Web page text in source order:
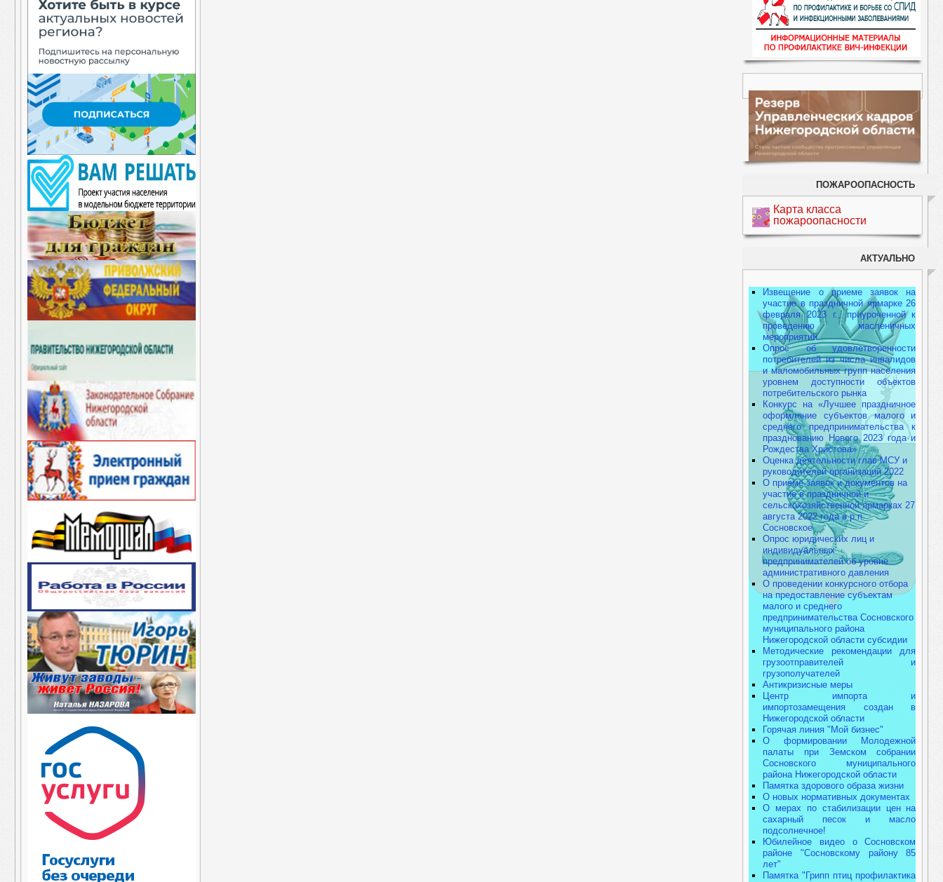
ПОЖАРООПАСНОСТЬ
Карта класса
пожароопасности
АКТУАЛЬНО
Извещение о приеме заявок на
участие в праздничной ярмарке 26
февраля 2023 г., приуроченной к
проведению масленичных
мероприятий
Опрос об удовлетворенности
потребителей из числа инвалидов
и маломобильных групп населения
уровнем доступности объектов
потребительского рынка
Конкурс на «Лучшее праздничное
оформление субъектов малого и
среднего предпринимательства к
празднованию Нового 2023 года и
Рождества Христова»
Оценка деятельности глав МСУ и
руководителей организаций 2022
О приеме заявок и документов на
участие в праздничной и
сельскохозяйственной ярмарках 27
августа 2022 года в р.п.
Сосновское
Опрос юридических лиц и
индивидуальных
предпринимателей об уровне
административного давления
О проведении конкурсного отбора
на предоставление субъектам
малого и среднего
предпринимательства Сосновского
муниципального района
Нижегородской области субсидии
Методические рекомендации для
грузоотправителей и
грузополучателей
Антикризисные меры
Центр импорта и
импортозамещения создан в
Нижегородской области
Горячая линия "Мой бизнес"
О формировании Молодежной
палаты при Земском собрании
Сосновского муниципального
района Нижегородской области
Памятка здорового образа жизни
О новых нормативных документах
О мерах по стабилизации цен на
сахарный песок и масло
подсолнечное!
Юбилейное видео о Сосновском
районе "Сосновскому району 85
лет"
Памятка "Грипп птиц профилактика